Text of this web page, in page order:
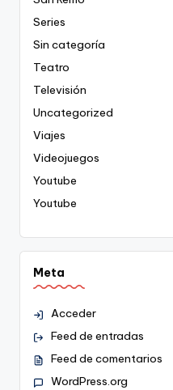
Series
Sin categoría
Teatro
Televisión
Uncategorized
Viajes
Videojuegos
Youtube
Youtube
Meta
Acceder
Feed de entradas
Feed de comentarios
WordPress.org